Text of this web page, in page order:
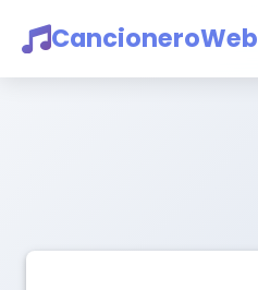
CancioneroWeb